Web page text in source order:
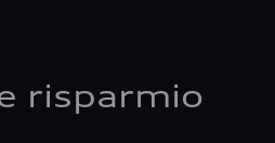
risparmio